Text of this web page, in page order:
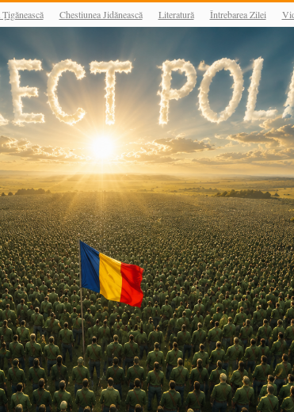
Chestiunea Jidănească Literatură Întrebarea Zilei